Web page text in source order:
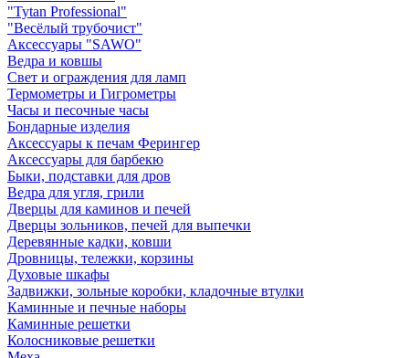
"Tytan Professional"
"Весёлый трубочист"
Аксессуары "SAWO"
Ведра и ковшы
Свет и ограждения для ламп
Термометры и Гигрометры
Часы и песочные часы
Бондарные изделия
Аксессуары к печам Ферингер
Аксессуары для барбекю
Быки, подставки для дров
Ведра для угля, грили
Дверцы для каминов и печей
Дверцы зольников, печей для выпечки
Деревянные кадки, ковши
Дровницы, тележки, корзины
Духовые шкафы
Задвижки, зольные коробки, кладочные втулки
Каминные и печные наборы
Каминные решетки
Колосниковые решетки